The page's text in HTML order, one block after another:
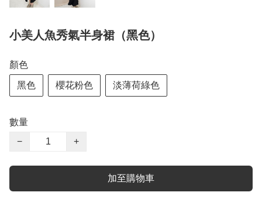
小美人魚秀氣半身裙（黑色）
顏色
黑色 櫻花粉色 淡薄荷綠色
數量
−
+
加至購物車